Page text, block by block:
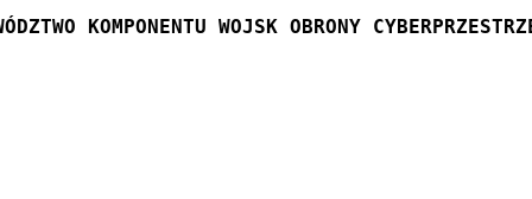
KOMPONENTU WOJSK OBRONY